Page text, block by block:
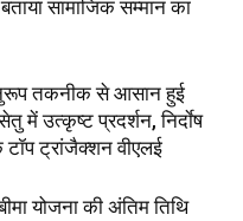
सामाजिक सम्मान का
तकनीक से आसान हुई
में उत्कृष्ट प्रदर्शन, निर्दाेष
ट्रांजैक्शन वीएलई
योजना की अंतिम तिथि